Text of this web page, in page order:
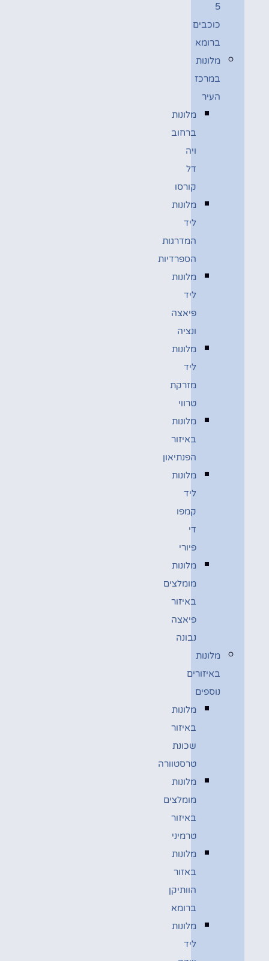
5
כוכבים
ברומא
מלונות
במרכז
העיר
מלונות
ברחוב
ויה
דל
קורסו
מלונות
ליד
המדרגות
הספרדיות
מלונות
ליד
פיאצה
ונציה
מלונות
ליד
מזרקת
טרווי
מלונות
באיזור
הפנתיאון
מלונות
ליד
קמפו
די
פיורי
מלונות
מומלצים
באיזור
פיאצה
נבונה
מלונות
באיזורים
נוספים
מלונות
באיזור
שכונת
טרסטוורה
מלונות
מומלצים
באיזור
טרמיני
מלונות
באזור
הוותיקן
ברומא
מלונות
ליד